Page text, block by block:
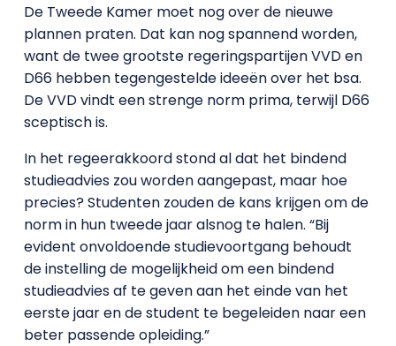
De Tweede Kamer moet nog over de nieuwe
plannen praten. Dat kan nog spannend worden,
want de twee grootste regeringspartijen VVD en
D66 hebben tegengestelde ideeën over het bsa.
De VVD vindt een strenge norm prima, terwijl D66
sceptisch is.
In het regeerakkoord stond al dat het bindend
studieadvies zou worden aangepast, maar hoe
precies? Studenten zouden de kans krijgen om de
norm in hun tweede jaar alsnog te halen. “Bij
evident onvoldoende studievoortgang behoudt
de instelling de mogelijkheid om een bindend
studieadvies af te geven aan het einde van het
eerste jaar en de student te begeleiden naar een
beter passende opleiding.”